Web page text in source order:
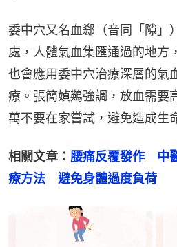
委中穴又名血郄（音同「隙」
處，人體氣血集匯通過的地方
也會應用委中穴治療深層的氣
療。張簡媜鶧強調，放血需要
萬不要在家嘗試，避免造成生
相關文章： 腰痛反覆發作　中
療方法　避免身體過度負荷